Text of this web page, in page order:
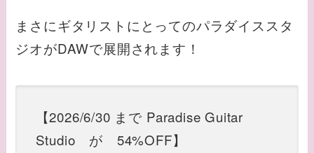
まさにギタリストにとってのパラダイススタ
ジオがDAWで展開されます！
【2026/6/30 まで Paradise Guitar
Studio が 54%OFF】